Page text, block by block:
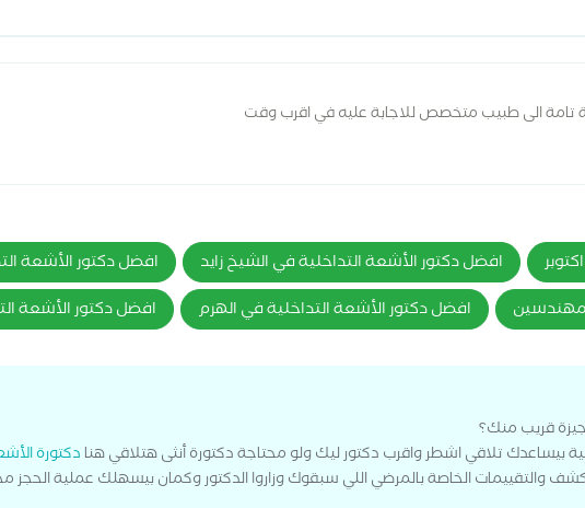
الى طبيب متخصص للاجابة عليه في اقرب وقت
افضل دكتور الأشعة التداخلية في الشيخ زايد
افضل دكتور الأشعة
افضل دكتور الأشعة التداخلية في الهرم افضل دكتور الأشعة
قريب منك؟
بيساعدك تلاقي اشطر واقرب دكتور ليك ولو محتاجة دكتورة أنثى هتلاقي هنا دكتورة
والتقييمات الخاصة بالمرضي اللي سبقوك وزاروا الدكتور وكمان بيسهلك عملية الحجز